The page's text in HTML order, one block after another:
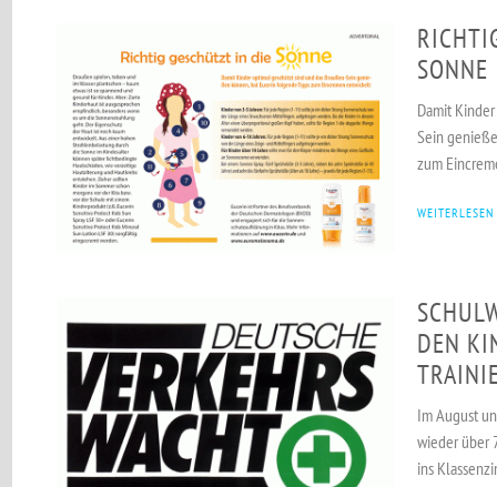
SONNE
Damit
Sein
zum
WEITERLESEN
DEN
Im August
wieder über
ins